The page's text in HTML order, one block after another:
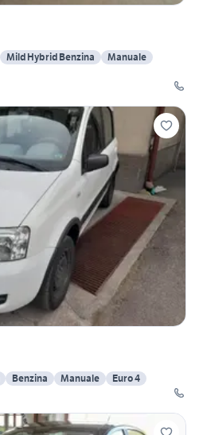
Mild Hybrid Benzina
Manuale
Benzina Manuale
Euro 4